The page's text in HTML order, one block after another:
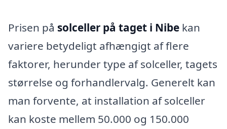
Prisen på solceller på taget i Nibe kan
variere betydeligt afhængigt af flere
faktorer, herunder type af solceller, tagets
størrelse og forhandlervalg. Generelt kan
man forvente, at installation af solceller
kan koste mellem 50.000 og 150.000